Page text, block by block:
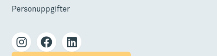
Personuppgifter